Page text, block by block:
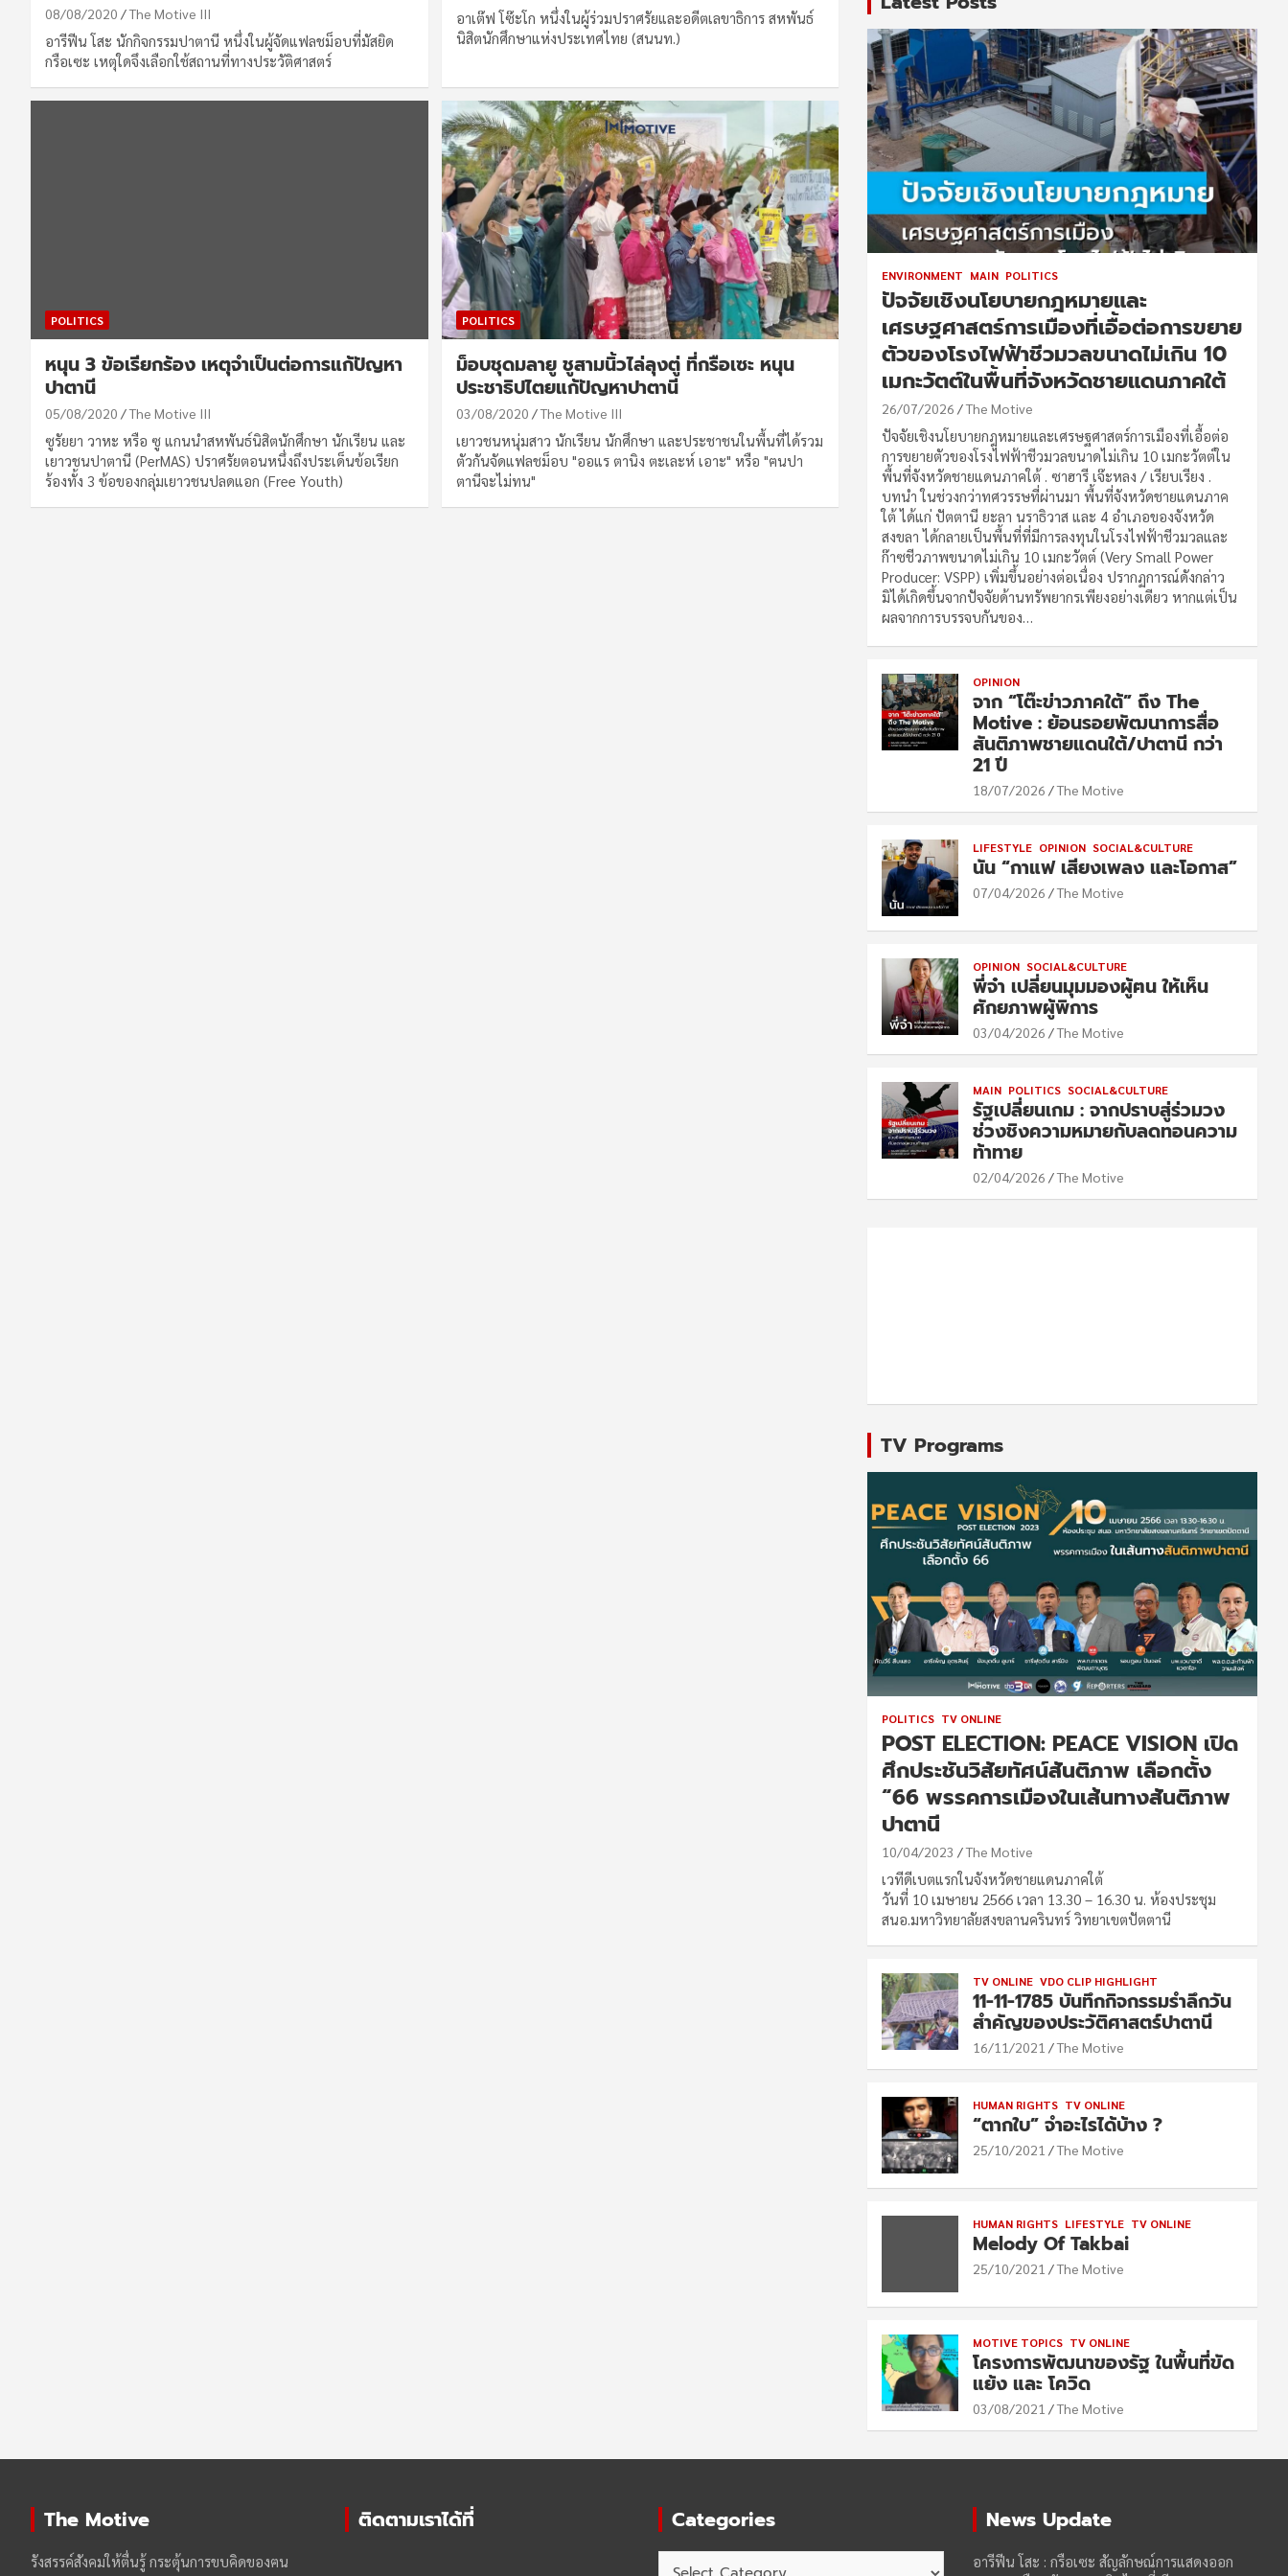
08/08/2020 The Motive III
อารีฟีน โสะ นักกิจกรรมปาตานี หนึ่งในผู้จัดแฟลชม็อบที่มัสยิด
กรือเซะ เหตุใดจึงเลือกใช้สถานที่ทางประวัติศาสตร์
อาเต๊ฟ โซ๊ะโก หนึ่งในผู้ร่วมปราศรัยและอดีตเลขาธิการ สหพันธ์
นิสิตนักศึกษาแห่งประเทศไทย (สนนท.)
POLITICS
หนุน 3 ข้อเรียกร้อง เหตุจำเป็นต่อการแก้ปัญหา
ปาตานี
05/08/2020 The Motive III
ซูรัยยา วาหะ หรือ ซู แกนนำสหพันธ์นิสิตนักศึกษา นักเรียน และ
เยาวชนปาตานี (PerMAS) ปราศรัยตอนหนึ่งถึงประเด็นข้อเรียก
ร้องทั้ง 3 ข้อของกลุ่มเยาวชนปลดแอก (Free Youth)
POLITICS
ม็อบชุดมลายู ชูสามนิ้วไล่ลุงตู่ ที่กรือเซะ หนุน
ประชาธิปไตยแก้ปัญหาปาตานี
03/08/2020 The Motive III
เยาวชนหนุ่มสาว นักเรียน นักศึกษา และประชาชนในพื้นที่ได้รวม
ตัวกันจัดแฟลชม็อบ "ออแร ตานิง ตะเละห์ เอาะ" หรือ "ฅนปา
ตานีจะไม่ทน"
ENVIRONMENT MAIN POLITICS
ปัจจัยเชิงนโยบายกฎหมายและ
เศรษฐศาสตร์การเมืองที่เอื้อต่อการขยาย
ตัวของโรงไฟฟ้าชีวมวลขนาดไม่เกิน 10
เมกะวัตต์ในพื้นที่จังหวัดชายแดนภาคใต้
26/07/2026 The Motive
ปัจจัยเชิงนโยบายกฎหมายและเศรษฐศาสตร์การเมืองที่เอื้อต่อ
การขยายตัวของโรงไฟฟ้าชีวมวลขนาดไม่เกิน 10 เมกะวัตต์ใน
พื้นที่จังหวัดชายแดนภาคใต้ . ซาฮารี เจ๊ะหลง / เรียบเรียง .
บทนำ ในช่วงกว่าทศวรรษที่ผ่านมา พื้นที่จังหวัดชายแดนภาค
ใต้ ได้แก่ ปัตตานี ยะลา นราธิวาส และ 4 อำเภอของจังหวัด
สงขลา ได้กลายเป็นพื้นที่ที่มีการลงทุนในโรงไฟฟ้าชีวมวลและ
ก๊าซชีวภาพขนาดไม่เกิน 10 เมกะวัตต์ (Very Small Power
Producer: VSPP) เพิ่มขึ้นอย่างต่อเนื่อง ปรากฏการณ์ดังกล่าว
มิได้เกิดขึ้นจากปัจจัยด้านทรัพยากรเพียงอย่างเดียว หากแต่เป็น
ผลจากการบรรจบกันของ…
OPINION
จาก “โต๊ะข่าวภาคใต้” ถึง The
Motive : ย้อนรอยพัฒนาการสื่อ
สันติภาพชายแดนใต้/ปาตานี กว่า
21 ปี
18/07/2026 The Motive
LIFESTYLE OPINION SOCIAL&CULTURE
นัน “กาแฟ เสียงเพลง และโอกาส”
07/04/2026 The Motive
OPINION SOCIAL&CULTURE
พี่จ๋า เปลี่ยนมุมมองผู้ฅน ให้เห็น
ศักยภาพผู้พิการ
03/04/2026 The Motive
MAIN POLITICS SOCIAL&CULTURE
รัฐเปลี่ยนเกม : จากปราบสู่ร่วมวง
ช่วงชิงความหมายกับลดทอนความ
ท้าทาย
02/04/2026 The Motive
TV Programs
POLITICS TV ONLINE
POST ELECTION: PEACE VISION เปิด
ศึกประชันวิสัยทัศน์สันติภาพ เลือกตั้ง
“66 พรรคการเมืองในเส้นทางสันติภาพ
ปาตานี
10/04/2023 The Motive
เวทีดีเบตแรกในจังหวัดชายแดนภาคใต้
วันที่ 10 เมษายน 2566 เวลา 13.30 – 16.30 น. ห้องประชุม
สนอ.มหาวิทยาลัยสงขลานครินทร์ วิทยาเขตปัตตานี
TV ONLINE VDO CLIP HIGHLIGHT
11-11-1785 บันทึกกิจกรรมรำลึกวัน
สำคัญของประวัติศาสตร์ปาตานี
16/11/2021 The Motive
HUMAN RIGHTS TV ONLINE
“ตากใบ” จำอะไรได้บ้าง ?
25/10/2021 The Motive
HUMAN RIGHTS LIFESTYLE TV ONLINE
Melody Of Takbai
25/10/2021 The Motive
MOTIVE TOPICS TV ONLINE
โครงการพัฒนาของรัฐ ในพื้นที่ขัด
แย้ง และ โควิด
03/08/2021 The Motive
The Motive
รังสรรค์สังคมให้ตื่นรู้ กระตุ้นการขบคิดของฅน
ติดตามเราได้ที่ Categories News Update
อารีฟีน โสะ : กรือเซะ สัญลักษณ์การแสดงออก